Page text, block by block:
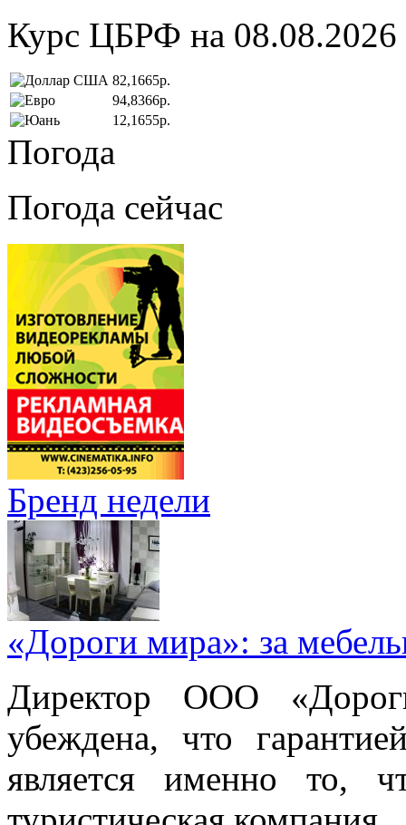
Курс ЦБРФ на 08.08.2026
82,1665р.
94,8366р.
12,1655р.
Погода
Погода сейчас
Бренд недели
«Дороги мира»: за
Директор ООО
убеждена, что
является именно то,